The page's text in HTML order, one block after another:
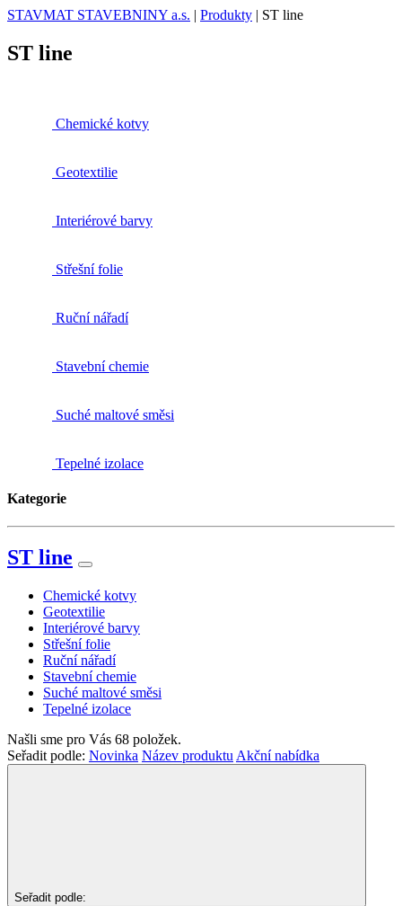
STAVMAT STAVEBNINY a.s. | Produkty | ST line
ST line
Chemické kotvy
Geotextilie
Interiérové barvy
Střešní folie
Ruční nářadí
Stavební chemie
Suché maltové směsi
Tepelné izolace
Kategorie
ST line
Chemické kotvy
Geotextilie
Interiérové barvy
Střešní folie
Ruční nářadí
Stavební chemie
Suché maltové směsi
Tepelné izolace
Našli sme pro Vás 68 položek.
Seřadit podle: Novinka Název produktu Akční nabídka
Seřadit podle: